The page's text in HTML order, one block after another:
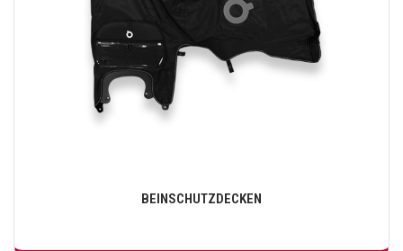
BEINSCHUTZDECKEN